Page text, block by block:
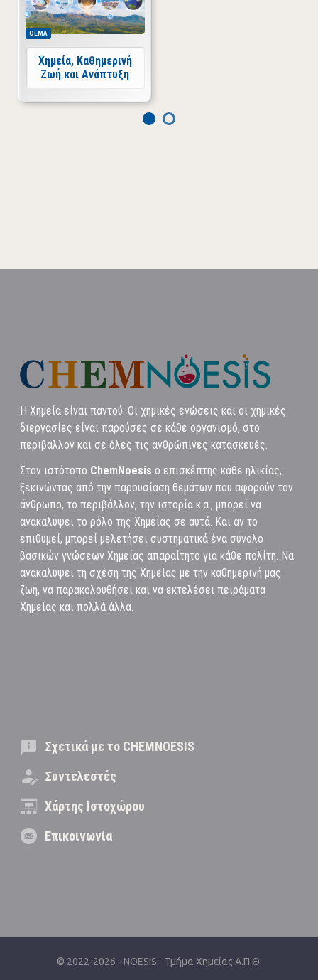
ΘΕΜΑ
Χημεία, Καθημερινή
Ζωή και Ανάπτυξη
Η Χημεία είναι παντού. Οι χημικές ενώσεις και οι χημικές
διεργασίες είναι παρούσες σε κάθε οργανισμό, στο
περιβάλλον και σε όλες τις ανθρώπινες κατασκευές.
Στον ιστότοπο ChemNoesis ο επισκέπτης κάθε ηλικίας,
ξεκινώντας από την παρουσίαση θεμάτων που αφορούν τον
άνθρωπο, το περιβάλλον, την ιστορία κ.α., μπορεί να
ανακαλύψει το ρόλο της Χημείας σε αυτά. Και αν το
επιθυμεί, μπορεί μελετήσει συστηματικά ένα σύνολο
βασικών γνώσεων Χημείας απαραίτητο για κάθε πολίτη. Να
ανακαλύψει τη σχέση της Χημείας με την καθημερινή μας
ζωή, να παρακολουθήσει και να εκτελέσει πειράματα
Χημείας και πολλά άλλα.
Σχετικά με το CHEMNOESIS
Συντελεστές
Χάρτης Ιστοχώρου
Επικοινωνία
© 2022-2026 - NOESIS - Τμήμα Χημείας Α.Π.Θ.